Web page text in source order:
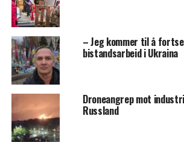
– Jeg kommer til å
bistandsarbeid i Ukraina
Droneangrep mot
Russland